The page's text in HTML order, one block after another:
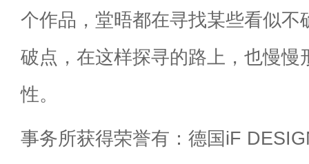
个作品，堂晤都在寻找某些看似不
破点，在这样探寻的路上，也慢慢
性。
事务所获得荣誉有：德国iF